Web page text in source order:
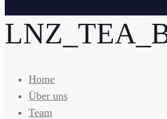
Home
Über uns
Team